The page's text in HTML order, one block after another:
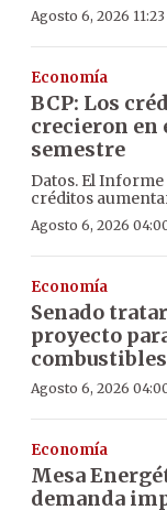
Agosto 6, 2026 11:23
Economía
BCP: Los
crecieron
semestre
Datos. El
créditos
Agosto 6, 2026
Economía
Senado
proyecto
combustibles
Agosto 6, 2026
Economía
Mesa
demanda